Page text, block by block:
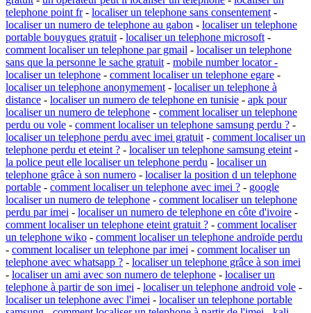
telephone point fr- localiser un telephone sans consentement -
localiser un numero de telephone au gabon - localiser un telephone
portable bouygues gratuit - localiser un telephone microsoft -
comment localiser un telephone par gmail - localiser un telephone
sans que la personne le sache gratuit - mobile number locator -
localiser un telephone - comment localiser un telephone egare -
localiser un telephone anonymement - localiser un telephone à
distance - localiser un numero de telephone en tunisie - apk pour
localiser un numero de telephone - comment localiser un telephone
perdu ou vole - comment localiser un telephone samsung perdu ? -
localiser un telephone perdu avec imei gratuit - comment localiser un
telephone perdu et eteint ? - localiser un telephone samsung eteint -
la police peut elle localiser un telephone perdu - localiser un
telephone grâce à son numero - localiser la position d un telephone
portable - comment localiser un telephone avec imei ? - google
localiser un numero de telephone - comment localiser un telephone
perdu par imei - localiser un numero de telephone en côte d'ivoire -
comment localiser un telephone eteint gratuit ? - comment localiser
un telephone wiko - comment localiser un telephone androïde perdu
- comment localiser un telephone par imei - comment localiser un
telephone avec whatsapp ? - localiser un telephone grâce à son imei
- localiser un ami avec son numero de telephone - localiser un
telephone à partir de son imei - localiser un telephone android vole -
localiser un telephone avec l'imei - localiser un telephone portable